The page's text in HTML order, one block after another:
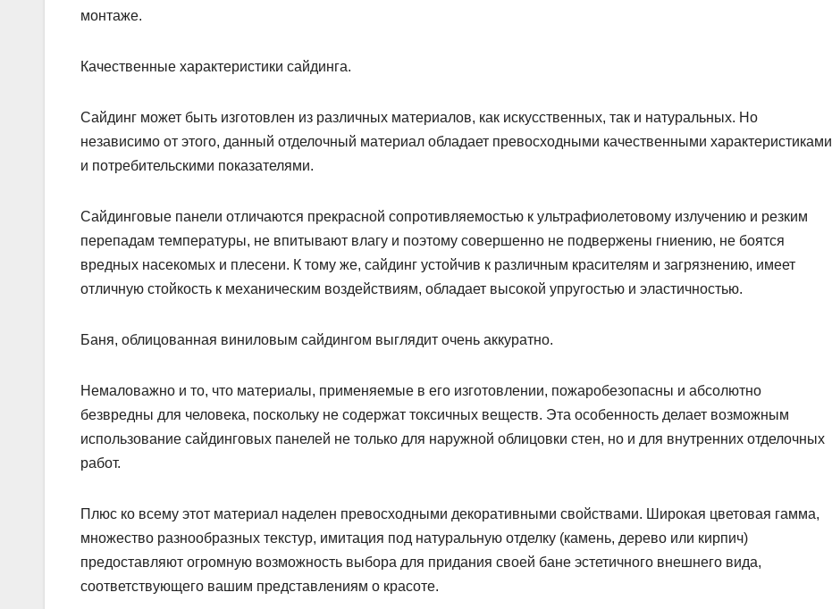
монтаже.
Качественные характеристики сайдинга.
Сайдинг может быть изготовлен из различных материалов, как искусственных, так и натуральных. Но
независимо от этого, данный отделочный материал обладает превосходными качественными характеристиками
и потребительскими показателями.
Сайдинговые панели отличаются прекрасной сопротивляемостью к ультрафиолетовому излучению и резким
перепадам температуры, не впитывают влагу и поэтому совершенно не подвержены гниению, не боятся
вредных насекомых и плесени. К тому же, сайдинг устойчив к различным красителям и загрязнению, имеет
отличную стойкость к механическим воздействиям, обладает высокой упругостью и эластичностью.
Баня, облицованная виниловым сайдингом выглядит очень аккуратно.
Немаловажно и то, что материалы, применяемые в его изготовлении, пожаробезопасны и абсолютно
безвредны для человека, поскольку не содержат токсичных веществ. Эта особенность делает возможным
использование сайдинговых панелей не только для наружной облицовки стен, но и для внутренних отделочных
работ.
Плюс ко всему этот материал наделен превосходными декоративными свойствами. Широкая цветовая гамма,
множество разнообразных текстур, имитация под натуральную отделку (камень, дерево или кирпич)
предоставляют огромную возможность выбора для придания своей бане эстетичного внешнего вида,
соответствующего вашим представлениям о красоте.